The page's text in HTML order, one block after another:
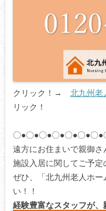
クリック！→ 北九州老
リック！
〇●〇●〇●〇●〇●〇●〇
遠方にお住まいで親御さ
施設入居に関してご予定
ぜひ、「北九州老人ホー
い！！
経験豊富なスタッフが、